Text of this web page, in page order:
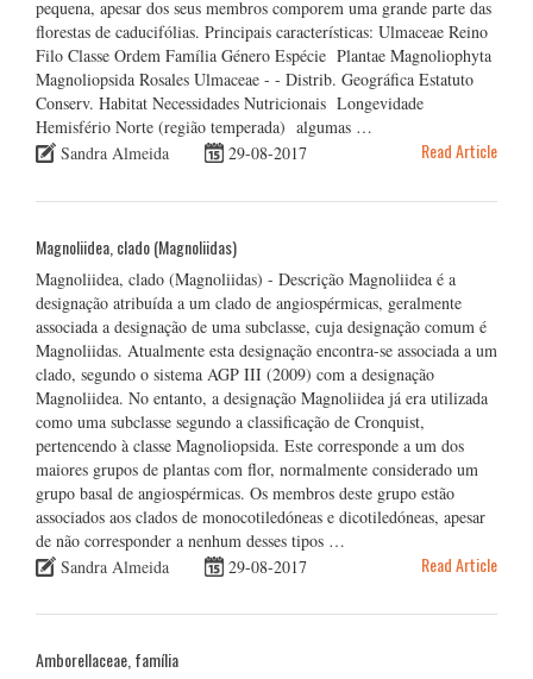
pequena, apesar dos seus membros comporem uma grande parte das
florestas de caducifólias. Principais características: Ulmaceae Reino
Filo Classe Ordem Família Género Espécie Plantae Magnoliophyta
Magnoliopsida Rosales Ulmaceae - - Distrib. Geográfica Estatuto
Conserv. Habitat Necessidades Nutricionais Longevidade
Hemisfério Norte (região temperada) algumas …
Sandra Almeida
29-08-2017 Read Article
Magnoliidea, clado (Magnoliidas)
Magnoliidea, clado (Magnoliidas) - Descrição Magnoliidea é a
designação atribuída a um clado de angiospérmicas, geralmente
associada a designação de uma subclasse, cuja designação comum é
Magnoliidas. Atualmente esta designação encontra-se associada a um
clado, segundo o sistema AGP III (2009) com a designação
Magnoliidea. No entanto, a designação Magnoliidea já era utilizada
como uma subclasse segundo a classificação de Cronquist,
pertencendo à classe Magnoliopsida. Este corresponde a um dos
maiores grupos de plantas com flor, normalmente considerado um
grupo basal de angiospérmicas. Os membros deste grupo estão
associados aos clados de monocotiledóneas e dicotiledóneas, apesar
de não corresponder a nenhum desses tipos …
Sandra Almeida
29-08-2017 Read Article
Amborellaceae, família